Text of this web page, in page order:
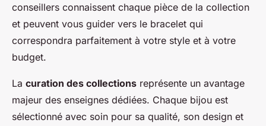
conseillers connaissent chaque pièce de la collection
et peuvent vous guider vers le bracelet qui
correspondra parfaitement à votre style et à votre
budget.
La curation des collections représente un avantage
majeur des enseignes dédiées. Chaque bijou est
sélectionné avec soin pour sa qualité, son design et